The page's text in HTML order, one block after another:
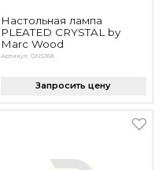
Настольная лампа
PLEATED CRYSTAL by
Marc Wood
Артикул: ON5368
Запросить цену